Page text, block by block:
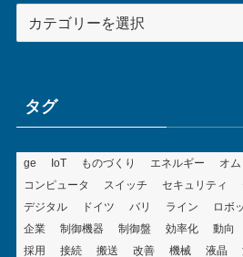
ータグ
ge IoT ものづくり エネルギー オ
コンピュータ
スイッチ セキュリティ
デジタル
ドイツ バリ ライン ロボ
企業
制御機器 制御盤 効率化 動向
採用
接続 搬送 改善 機械 液晶